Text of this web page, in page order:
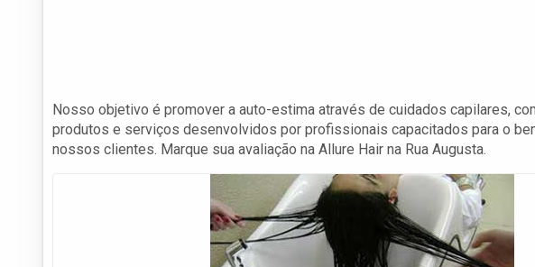
Nosso objetivo é promover a auto-estima através de cuidados capilares,
produtos e serviços desenvolvidos por profissionais capacitados para o
nossos clientes. Marque sua avaliação na Allure Hair na Rua Augusta.